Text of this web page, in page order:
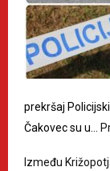
prekršaj
Čakovec su u…
Između